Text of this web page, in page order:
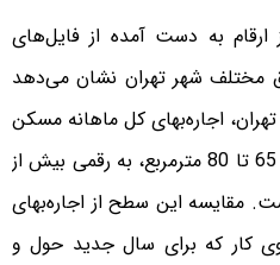
ارقام به دست آمده از فایل‌‌‌‌های
مختلف شهر تهران نشان می‌دهد
اجاره‌‌‌‌بهای کل ماهانه مسکن
برای واحدهای مسکونی با متراژ 65 تا 80 مترمربع، به رقمی بیش از
است. مقایسه این سطح از اجاره‌‌‌‌بهای
کار که برای سال جدید حول و